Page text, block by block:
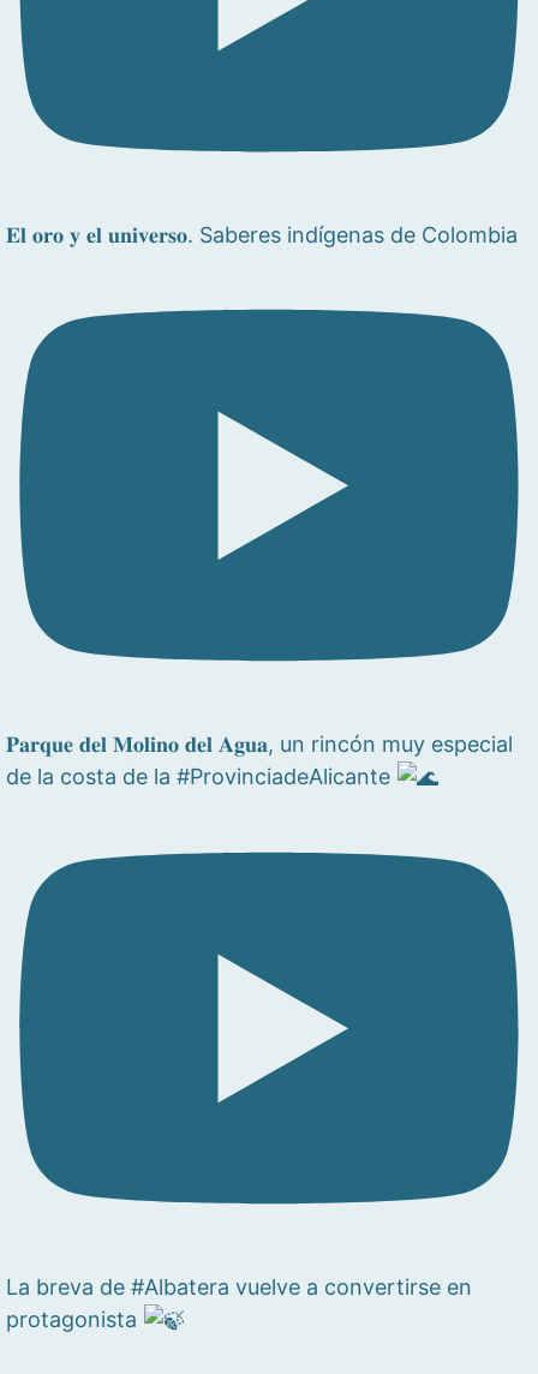
𝐄𝐥 𝐨𝐫𝐨 𝐲 𝐞𝐥 𝐮𝐧𝐢𝐯𝐞𝐫𝐬𝐨. Saberes indígenas de Colombia
𝐏𝐚𝐫𝐪𝐮𝐞 𝐝𝐞𝐥 𝐌𝐨𝐥𝐢𝐧𝐨 𝐝𝐞𝐥 𝐀𝐠𝐮𝐚, un rincón muy especial
de la costa de la #ProvinciadeAlicante
La breva de #Albatera vuelve a convertirse en
protagonista